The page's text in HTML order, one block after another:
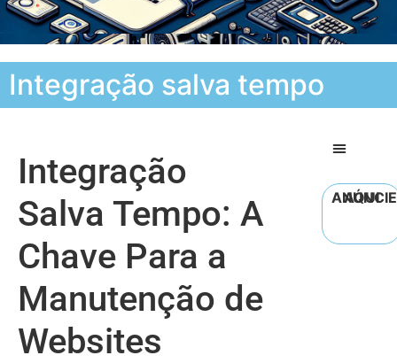
Integração salva tempo
Integração
Salva Tempo: A
Chave Para a
Manutenção de
Websites
ANÚNCIE AQUI